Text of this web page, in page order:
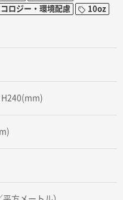
ロジー・環境配慮
10oz